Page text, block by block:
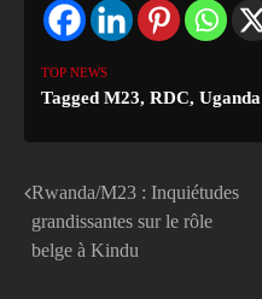
TOP NEWS
Tagged M23, RDC, Uganda
Navigation
de
Rwanda/M23 : Inquiétudes
grandissantes sur le rôle
belge à Kindu